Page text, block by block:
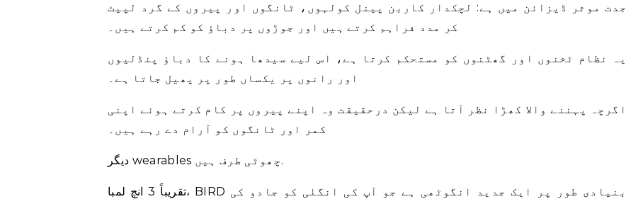
جدت موثر ڈیزائن میں ہے: لچکدار کاربن پینل کولہوں، ٹانگوں اور پیروں کے گرد لپیٹ
کر مدد فراہم کرتے ہیں اور جوڑوں پر دباؤ کو کم کرتے ہیں۔
یہ نظام ٹخنوں اور گھٹنوں کو مستحکم کرتا ہے، اس لیے سیدھا ہونے کا دباؤ پنڈلیوں
اور رانوں پر یکساں طور پر پھیل جاتا ہے۔
اگرچہ پہننے والا کھڑا نظر آتا ہے لیکن درحقیقت وہ اپنے پیروں پر کام کرتے ہوئے اپنی
کمر اور ٹانگوں کو آرام دے رہے ہیں۔
دیگر wearables چھوٹی طرف ہیں.
تقریباً 3 انچ لمبا، BIRD بنیادی طور پر ایک جدید انگوٹھی ہے جو آپ کی انگلی کو جادو کی